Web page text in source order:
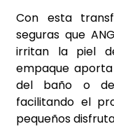
Con esta
seguras que
irritan la piel
empaque
del baño o
facilitando el
pequeños